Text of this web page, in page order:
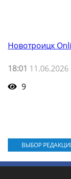
Новотроицк
18:01 11.06.2026
9
ВЫБОР